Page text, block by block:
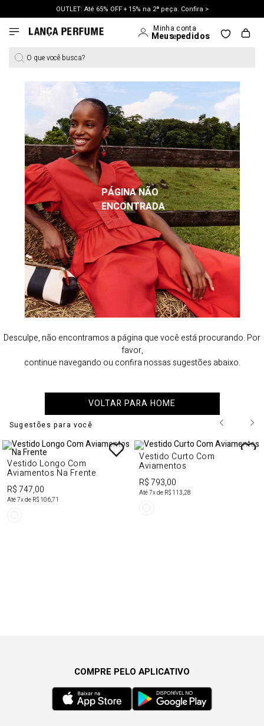
OUTLET: Até 65% OFF + 15% na 2ª peça. Confira >
O que você busca?
PÁGINA NÃO
ENCONTRADA
Desculpe, não encontramos a página que você está procurando. Por
favor,
continue navegando ou confira nossas sugestões abaixo.
VOLTAR PARA HOME
Sugestões para você
Vestido Longo Com
Aviamentos Na Frente
R$ 747,00
Até7x de R$ 106,71
Vestido Curto Com
Aviamentos
R$ 793,00
Até7x de R$ 113,28
COMPRE PELO APLICATIVO